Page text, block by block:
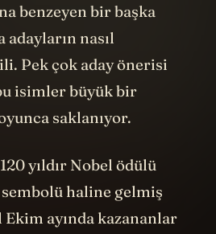
benzeyen bir başka
nasıl
Pek çok aday önerisi
isimler büyük bir
saklanıyor.
yıldır Nobel ödülü
haline gelmiş
ayında kazananlar